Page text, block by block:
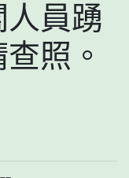
員踴
照。